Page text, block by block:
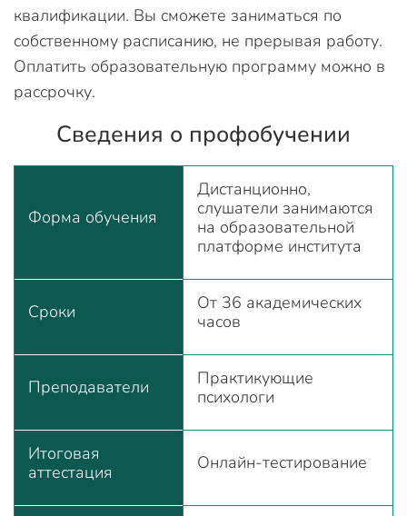
квалификации. Вы сможете заниматься по
собственному расписанию, не прерывая работу.
Оплатить образовательную программу можно в
рассрочку.
Сведения о профобучении
Форма обучения
Дистанционно,
слушатели занимаются
на образовательной
платформе института
Сроки
От 36 академических
часов
Преподаватели
Практикующие
психологи
Итоговая
аттестация
Онлайн-тестирование